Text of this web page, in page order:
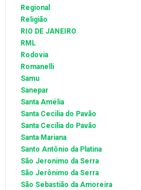
Regional
Religião
RIO DE JANEIRO
RML
Rodovia
Romanelli
Samu
Sanepar
Santa Amélia
Santa Cecilia do Pavão
Santa Cecília do Pavão
Santa Mariana
Santo Antônio da Platina
São Jeronimo da Serra
São Jerônimo da Serra
São Sebastião da Amoreira